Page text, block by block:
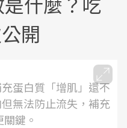
開
蛋白質「增肌」還不
無法防止流失，補充
鍵。